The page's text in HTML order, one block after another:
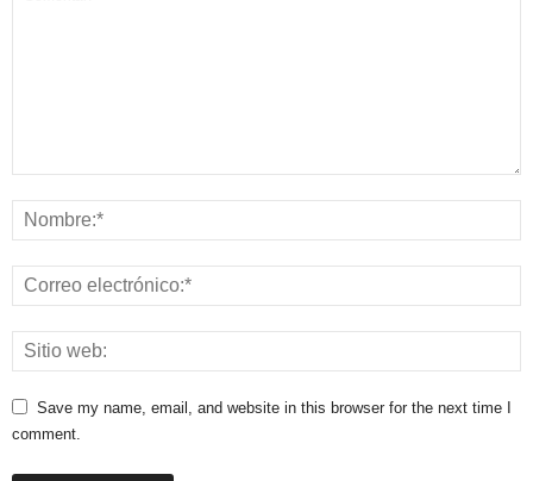
Save my name, email, and website in this browser for the next time I
comment.